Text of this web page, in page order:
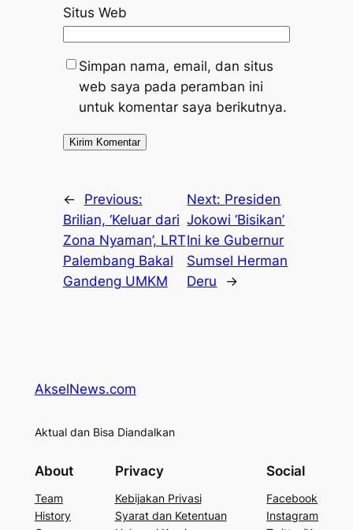
Situs Web
Simpan nama, email, dan situs
web saya pada peramban ini
untuk komentar saya berikutnya.
←
Previous:
Brilian, ‘Keluar dari
Zona Nyaman’, LRT
Palembang Bakal
Gandeng UMKM
Next: Presiden
Jokowi ‘Bisikan’
Ini ke Gubernur
Sumsel Herman
Deru
→
AkselNews.com
Aktual dan Bisa Diandalkan
About
Team
History
Privacy
Kebijakan Privasi
Syarat dan Ketentuan
Social
Facebook
Instagram